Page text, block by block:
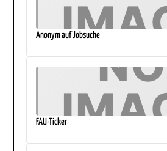
Anonym auf Jobsuche
FAU-Ticker